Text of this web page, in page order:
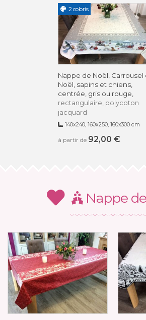
2 coloris
Nappe de Noël, Carrousel
Noël, sapins et chiens,
centrée, gris ou rouge,
rectangulaire, polycoton
jacquard
140x240, 160x250, 160x300 cm
à partir de 92,00 €
Nappe